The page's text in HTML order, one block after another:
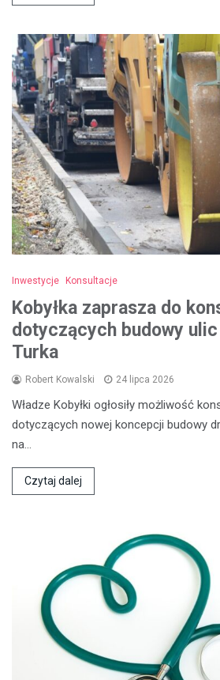
Inwestycje Konsultacje
Kobyłka zaprasza do
dotyczących budowy ulic
Turka
Robert Kowalski 24 lipca 2026
Władze Kobyłki ogłosiły możliwość
dotyczących nowej koncepcji budowy
na…
Czytaj dalej